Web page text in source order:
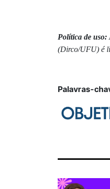
Política de uso:
(Dirco/UFU) é
Palavras-